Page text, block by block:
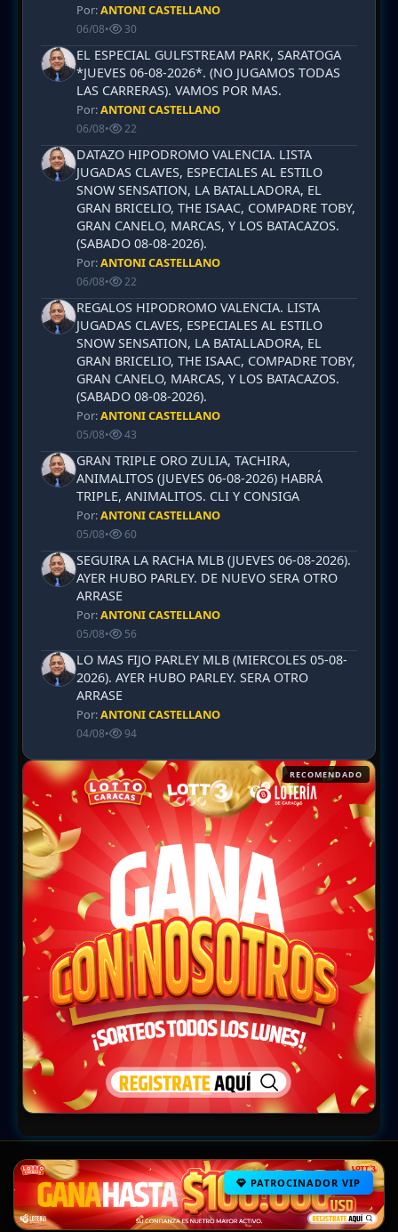
Por:ANTONI CASTELLANO
06/08• 30
EL ESPECIAL GULFSTREAM PARK, SARATOGA
*JUEVES 06-08-2026*. (NO JUGAMOS TODAS
LAS CARRERAS). VAMOS POR MAS.
Por:ANTONI CASTELLANO
06/08• 22
DATAZO HIPODROMO VALENCIA. LISTA
JUGADAS CLAVES, ESPECIALES AL ESTILO
SNOW SENSATION, LA BATALLADORA, EL
GRAN BRICELIO, THE ISAAC, COMPADRE TOBY,
GRAN CANELO, MARCAS, Y LOS BATACAZOS.
(SABADO 08-08-2026).
Por:ANTONI CASTELLANO
06/08• 22
REGALOS HIPODROMO VALENCIA. LISTA
JUGADAS CLAVES, ESPECIALES AL ESTILO
SNOW SENSATION, LA BATALLADORA, EL
GRAN BRICELIO, THE ISAAC, COMPADRE TOBY,
GRAN CANELO, MARCAS, Y LOS BATACAZOS.
(SABADO 08-08-2026).
Por:ANTONI CASTELLANO
05/08• 43
GRAN TRIPLE ORO ZULIA, TACHIRA,
ANIMALITOS (JUEVES 06-08-2026) HABRÁ
TRIPLE, ANIMALITOS. CLI Y CONSIGA
Por:ANTONI CASTELLANO
05/08• 60
SEGUIRA LA RACHA MLB (JUEVES 06-08-2026).
AYER HUBO PARLEY. DE NUEVO SERA OTRO
ARRASE
Por:ANTONI CASTELLANO
05/08• 56
LO MAS FIJO PARLEY MLB (MIERCOLES 05-08-
2026). AYER HUBO PARLEY. SERA OTRO
ARRASE
Por:ANTONI CASTELLANO
04/08• 94
RECOMENDADO
PATROCINADOR VIP